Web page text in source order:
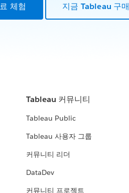
체험 지금 Tableau 구매
Tableau 커뮤니티
Tableau Public
Tableau 사용자 그룹
커뮤니티 리더
DataDev
커뮤니티 프로젝트